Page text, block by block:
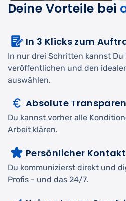
Deine Vorteile bei
In 3 Klicks zum
In nur drei Schritten kannst Du
veröffentlichen und den
auswählen.
Absolute
Du kannst vorher alle
Arbeit klären.
Persönlicher Kontakt
Du kommunizierst direkt und
Profis - und das 24/7.